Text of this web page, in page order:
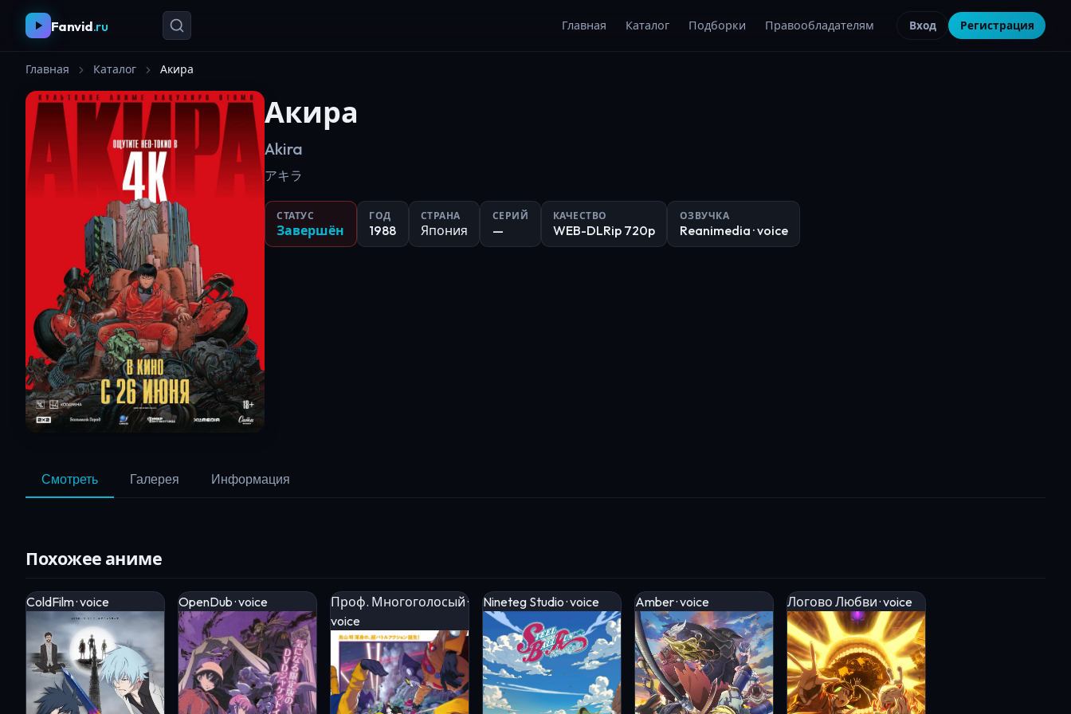
Fanvid.ru Главная Каталог Подборки Правообладателям Вход Регистрация
Главная Каталог Акира
Акира
Akira
アキラ
СТАТУС
Завершён
ГОД
1988
СТРАНА
Япония
СЕРИЙ
—
КАЧЕСТВО
WEB-DLRip 720p
ОЗВУЧКА
Reanimedia · voice
Смотреть Галерея Информация
Похожее аниме
ColdFilm · voice OpenDub · voice
Проф. Многоголосый ·
voice
Nineteg Studio · voice Amber · voice Логово Любви · voice